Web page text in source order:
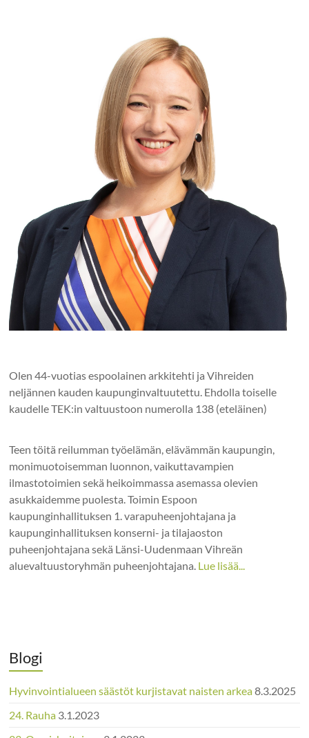
Olen 44-vuotias espoolainen arkkitehti ja Vihreiden
neljännen kauden kaupunginvaltuutettu. Ehdolla toiselle
kaudelle TEK:in valtuustoon numerolla 138 (eteläinen)
Teen töitä reilumman työelämän, elävämmän kaupungin,
monimuotoisemman luonnon, vaikuttavampien
ilmastotoimien sekä heikoimmassa asemassa olevien
asukkaidemme puolesta. Toimin Espoon
kaupunginhallituksen 1. varapuheenjohtajana ja
kaupunginhallituksen konserni- ja tilajaoston
puheenjohtajana sekä Länsi-Uudenmaan Vihreän
aluevaltuustoryhmän puheenjohtajana. Lue lisää...
Blogi
Hyvinvointialueen säästöt kurjistavat naisten arkea8.3.2025
24. Rauha 3.1.2023